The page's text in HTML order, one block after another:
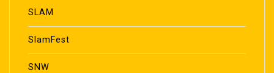
SLAM
SlamFest
SNW